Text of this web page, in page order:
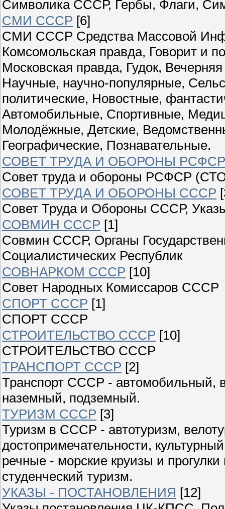
Символика СССР, Гербы, Флаги,
СМИ СССР [6]
СМИ СССР Средства Массовой
Комсомольская правда, Говорит и
Московская правда, Гудок,
Научные, научно-популярные,
политические, Новостные,
Автомобильные, Спортивные,
Молодёжные, Детские,
Географические, Познавательные.
СОВЕТ ТРУДА И ОБОРОНЫ РСФСР
Совет труда и обороны РСФСР
СОВЕТ ТРУДА И ОБОРОНЫ СССР
Совет Труда и Обороны СССР,
СОВМИН СССР [1]
Совмин СССР, Органы
Социалистических Республик
СОВНАРКОМ СССР [10]
Совет Народных Комиссаров СССР
СПОРТ СССР [1]
СПОРТ СССР
СТРОИТЕЛЬСТВО СССР [10]
СТРОИТЕЛЬСТВО СССР
ТРАНСПОРТ СССР [2]
Транспорт СССР - автомобильный,
наземный, подземный.
ТУРИЗМ СССР [3]
Туризм в СССР - автотуризм,
достопримечательности,
речные - морские круизы и
студенческий туризм.
УКАЗЫ - ПОСТАНОВЛЕНИЯ [12]